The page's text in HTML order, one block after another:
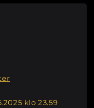
klo 23.59